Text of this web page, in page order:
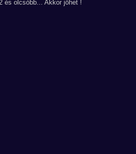
és olcsóbb... Akkor jöhet !